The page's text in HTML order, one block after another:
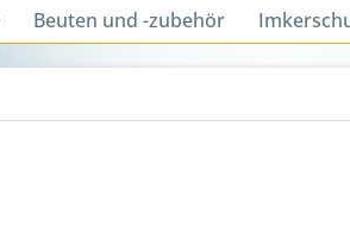
Beuten und -zubehör